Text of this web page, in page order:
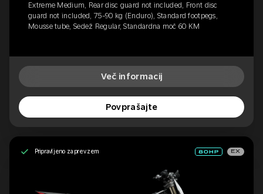
Extreme Medium, Rear disc guard not included, Front disc
guard not included, 75-90 kg (Enduro), Standard footpegs,
Mousse tube, Sedež Regular, Standardna moč 60 KM
Več informacij
Povprašajte
Pripravljeno za prevzem EX